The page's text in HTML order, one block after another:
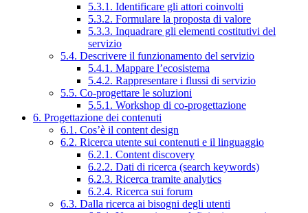
5.3.1. Identificare gli attori coinvolti
5.3.2. Formulare la proposta di valore
5.3.3. Inquadrare gli elementi costitutivi del
servizio
5.4. Descrivere il funzionamento del servizio
5.4.1. Mappare l’ecosistema
5.4.2. Rappresentare i flussi di servizio
5.5. Co-progettare le soluzioni
5.5.1. Workshop di co-progettazione
6. Progettazione dei contenuti
6.1. Cos’è il content design
6.2. Ricerca utente sui contenuti e il linguaggio
6.2.1. Content discovery
6.2.2. Dati di ricerca (search keywords)
6.2.3. Ricerca tramite analytics
6.2.4. Ricerca sui forum
6.3. Dalla ricerca ai bisogni degli utenti